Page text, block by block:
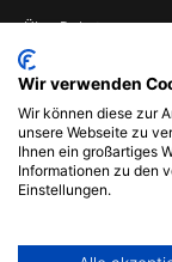
Über Dobot
Werden Sie
Vertriebspartner
Wenden Sie sich an
uns
Impressum
Wir verwenden
Wir können diese zur
unsere Webseite zu
Ihnen ein großartiges
Informationen zu den
Einstellungen.